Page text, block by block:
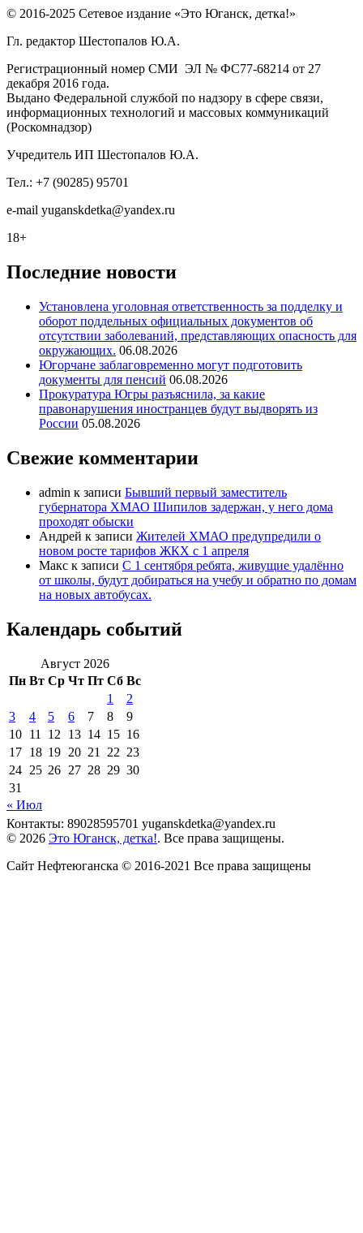
© 2016-2025 Сетевое издание «Это Юганск, детка!»
Гл. редактор Шестопалов Ю.А.
Регистрационный номер СМИ ЭЛ № ФС77-68214 от 27
декабря 2016 года.
Выдано Федеральной службой по надзору в сфере связи,
информационных технологий и массовых коммуникаций
(Роскомнадзор)
Учредитель ИП Шестопалов Ю.А.
Тел.: +7 (90285) 95701
e-mail yuganskdetka@yandex.ru
18+
Последние новости
Установлена уголовная ответственность за подделку и
оборот поддельных официальных документов об
отсутствии заболеваний, представляющих опасность для
окружающих. 06.08.2026
Югорчане заблаговременно могут подготовить
документы для пенсий 06.08.2026
Прокуратура Югры разъяснила, за какие
правонарушения иностранцев будут выдворять из
России 05.08.2026
Свежие комментарии
admin к записи Бывший первый заместитель
губернатора ХМАО Шипилов задержан, у него дома
проходят обыски
Андрей к записи Жителей ХМАО предупредили о
новом росте тарифов ЖКХ с 1 апреля
Макс к записи С 1 сентября ребята, живущие удалённо
от школы, будут добираться на учебу и обратно по домам
на новых автобусах.
Календарь событий
Август 2026
Пн Вт Ср Чт Пт Сб Вс
1
2
3
4 5 6 7 8
9
10 11 12 13 14 15 16
17 18 19 20 21 22 23
24 25 26 27 28 29 30
31
« Июл
Контакты: 89028595701 yuganskdetka@yandex.ru
© 2026 Это Юганск, детка!. Все права защищены.
Сайт Нефтеюганска © 2016-2021 Все права защищены